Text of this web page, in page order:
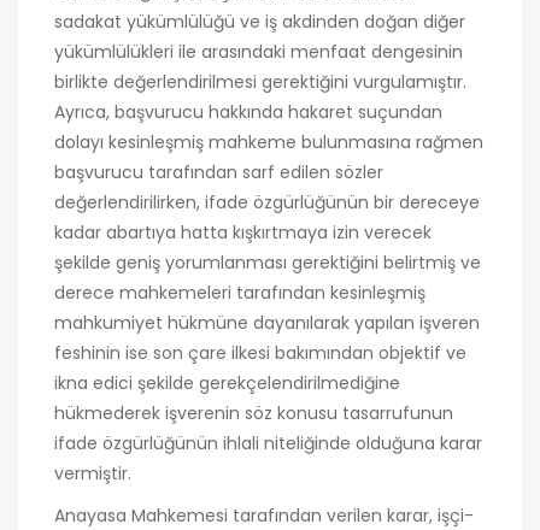
sadakat yükümlülüğü ve iş akdinden doğan diğer
yükümlülükleri ile arasındaki menfaat dengesinin
birlikte değerlendirilmesi gerektiğini vurgulamıştır.
Ayrıca, başvurucu hakkında hakaret suçundan
dolayı kesinleşmiş mahkeme bulunmasına rağmen
başvurucu tarafından sarf edilen sözler
değerlendirilirken, ifade özgürlüğünün bir dereceye
kadar abartıya hatta kışkırtmaya izin verecek
şekilde geniş yorumlanması gerektiğini belirtmiş ve
derece mahkemeleri tarafından kesinleşmiş
mahkumiyet hükmüne dayanılarak yapılan işveren
feshinin ise son çare ilkesi bakımından objektif ve
ikna edici şekilde gerekçelendirilmediğine
hükmederek işverenin söz konusu tasarrufunun
ifade özgürlüğünün ihlali niteliğinde olduğuna karar
vermiştir.
Anayasa Mahkemesi tarafından verilen karar, işçi-